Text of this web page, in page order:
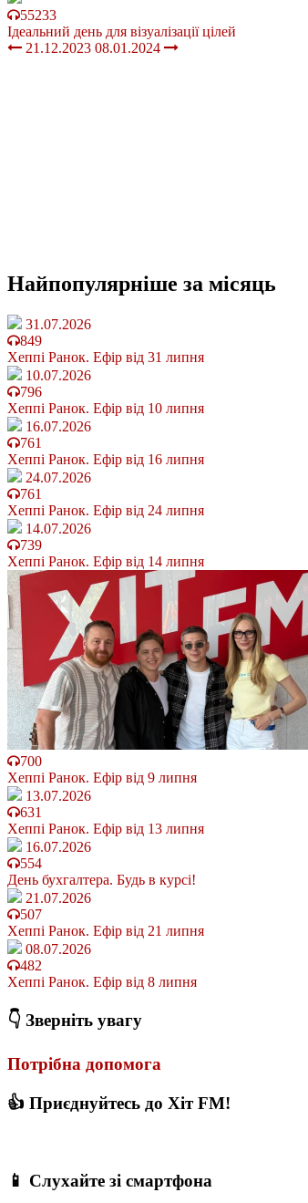
55233
Ідеальний день для візуалізації цілей
21.12.2023 08.01.2024
Найпопулярніше за місяць
31.07.2026
849
Хеппі Ранок. Ефір від 31 липня
10.07.2026
796
Хеппі Ранок. Ефір від 10 липня
16.07.2026
761
Хеппі Ранок. Ефір від 16 липня
24.07.2026
761
Хеппі Ранок. Ефір від 24 липня
14.07.2026
739
Хеппі Ранок. Ефір від 14 липня
700
Хеппі Ранок. Ефір від 9 липня
13.07.2026
631
Хеппі Ранок. Ефір від 13 липня
16.07.2026
554
День бухгалтера. Будь в курсі!
21.07.2026
507
Хеппі Ранок. Ефір від 21 липня
08.07.2026
482
Хеппі Ранок. Ефір від 8 липня
👇 Зверніть увагу
Потрібна допомога
👍 Приєднуйтесь до Хіт FM!
📱 Слухайте зі смартфона